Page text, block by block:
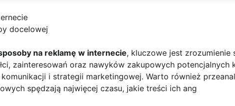
docelowej
na reklamę w internecie, kluczowe jest zrozumienie
zainteresowań oraz nawyków zakupowych potencjalnych
i strategii marketingowej. Warto również
spędzają najwięcej czasu, jakie treści ich ang